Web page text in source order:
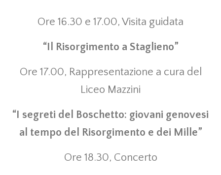
Ore 16.30 e 17.00, Visita guidata
“Il Risorgimento a Staglieno”
Ore 17.00, Rappresentazione a cura del
Liceo Mazzini
“I segreti del Boschetto: giovani genovesi
al tempo del Risorgimento e dei Mille”
Ore 18.30, Concerto